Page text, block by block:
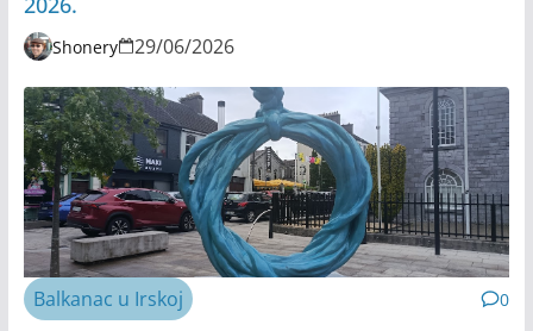
Shonery 29/06/2026
Balkanac u Irskoj 0